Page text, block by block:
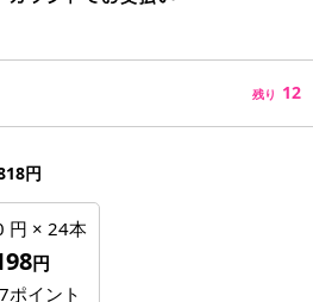
残り 12
円
円 × 24本
円
ポイント